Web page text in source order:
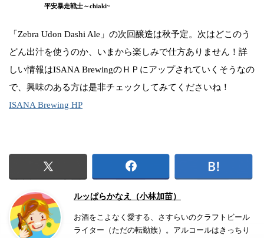
平安暴走戦士～chiaki~
「Zebra Udon Dashi Ale」の次回醸造は秋予定。次はどこのう
どん出汁を使うのか、いまから楽しみで仕方ありません！詳
しい情報はISANA BrewingのＨＰにアップされていくそうなの
で、興味のある方は是非チェックしてみてくださいね！
ISANA Brewing HP
ルッぱらかなえ（小林加苗）
お酒をこよなく愛する、さすらいのクラフトビール
ライター（ただの転勤族）。アルコールはきっちり